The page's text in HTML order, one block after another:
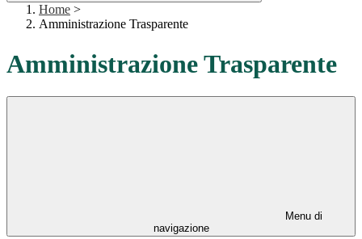
Home >
Amministrazione Trasparente
Amministrazione Trasparente
Menu di
navigazione